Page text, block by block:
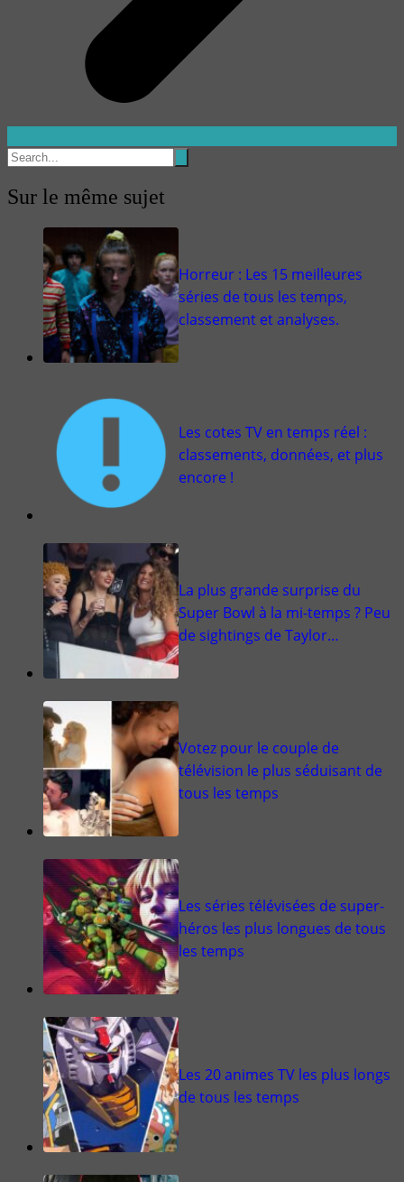
Sur le même sujet
Horreur : Les 15 meilleures
séries de tous les temps,
classement et analyses.
Les cotes TV en temps réel :
classements, données, et plus
encore !
La plus grande surprise du
Super Bowl à la mi-temps ? Peu
de sightings de Taylor…
Votez pour le couple de
télévision le plus séduisant de
tous les temps
Les séries télévisées de super-
héros les plus longues de tous
les temps
Les 20 animes TV les plus longs
de tous les temps